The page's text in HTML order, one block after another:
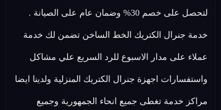
لتحصل على خصم 30% وضمان عام على الصيانة .
خدمة جنرال الكتريك الخط الساخن تضمن لك خدمة
عملاء على مدار الاسبوع للرد السريع علي مشاكل
واستفسارات اجهزة جنرال الكتريك المنزلية ولدينا ايضا
مراكز خدمة تغطى جميع انحاء الجمهورية وجميع